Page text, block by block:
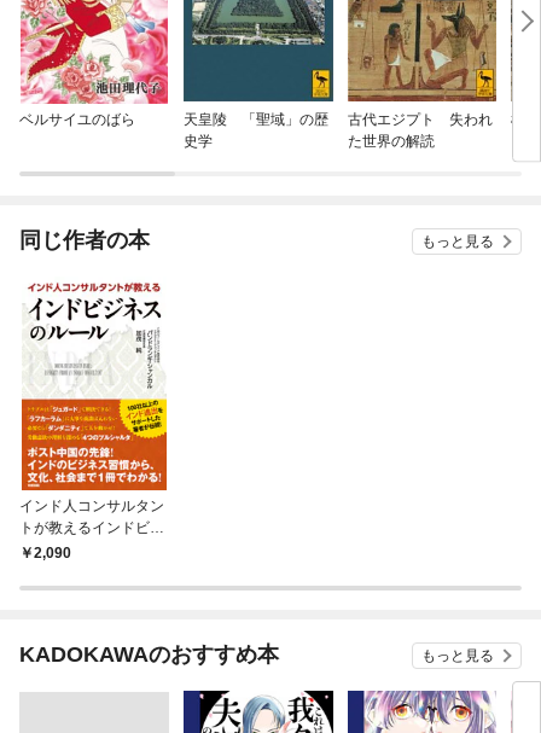
ベルサイユのばら
天皇陵 「聖域」の歴
史学
古代エジプト 失われ
た世界の解読
松
同じ作者の本 もっと見る
インド人コンサルタン
トが教えるインドビジ
ネスのルール
2,090
KADOKAWAのおすすめ本 もっと見る